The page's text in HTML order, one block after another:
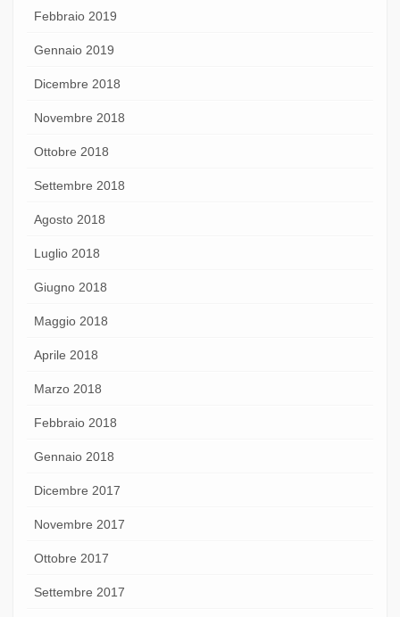
Febbraio 2019
Gennaio 2019
Dicembre 2018
Novembre 2018
Ottobre 2018
Settembre 2018
Agosto 2018
Luglio 2018
Giugno 2018
Maggio 2018
Aprile 2018
Marzo 2018
Febbraio 2018
Gennaio 2018
Dicembre 2017
Novembre 2017
Ottobre 2017
Settembre 2017